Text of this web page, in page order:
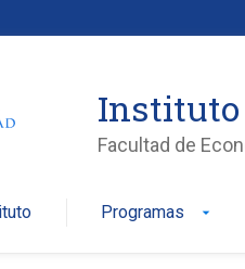
Instituto
Facultad de
Programas arrow_drop_down